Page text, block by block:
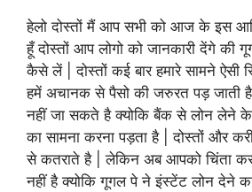
हेलो दोस्तों मैं आप सभी को आज के इस
हूँ दोस्तों आप लोगो को जानकारी देंगे की
कैसे लें | दोस्तों कई बार हमारे सामने ऐसी
हमें अचानक से पैसो की जरुरत पड़ जाती
नहीं जा सकते है क्योकि बैंक से लोन लेने के
का सामना करना पड़ता है | दोस्तों और
से कतराते है | लेकिन अब आपको चिंता
नहीं है क्योकि गूगल पे ने इंस्टेंट लोन देने